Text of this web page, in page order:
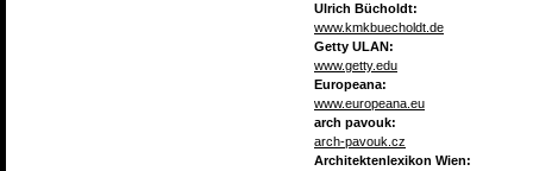
Ulrich Bücholdt:
www.kmkbuecholdt.de
Getty ULAN:
www.getty.edu
Europeana:
www.europeana.eu
arch pavouk:
arch-pavouk.cz
Architektenlexikon Wien: